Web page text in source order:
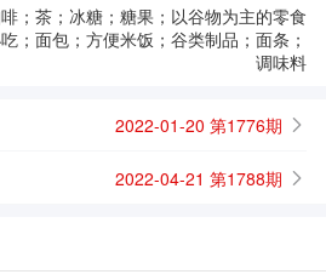
；茶；冰糖；糖果；以谷物为主的零食
；面包；方便米饭；谷类制品；面条；
调味料
2022-01-20 第1776期
2022-04-21 第1788期